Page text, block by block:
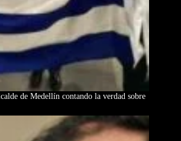
de Medellín contando la verdad sobre